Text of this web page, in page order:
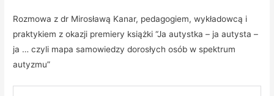
Rozmowa z dr Mirosławą Kanar, pedagogiem, wykładowcą i
praktykiem z okazji premiery książki “Ja autystka – ja autysta –
ja … czyli mapa samowiedzy dorosłych osób w spektrum
autyzmu”